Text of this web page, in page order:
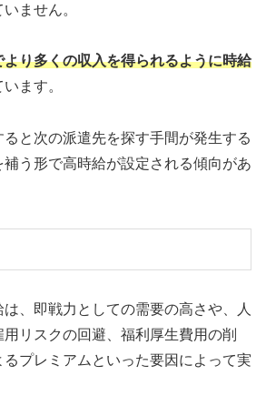
ません。
より多くの収入を得られるように時給
ます。
ると次の派遣先を探す手間が発生する
う形で高時給が設定される傾向があ
、即戦力としての需要の高さや、人
リスクの回避、福利厚生費用の削
プレミアムといった要因によって実